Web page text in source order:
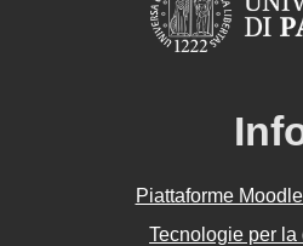
Piattaforme
Tecnologie per la